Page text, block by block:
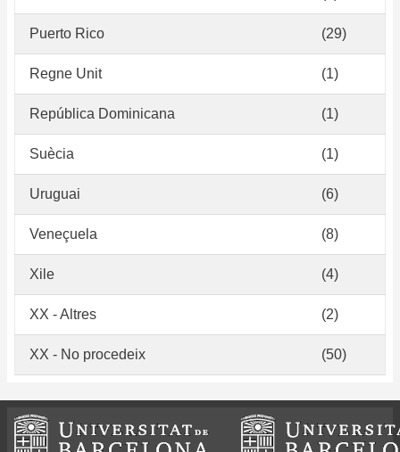
Puerto Rico (29)
Regne Unit (1)
República Dominicana (1)
Suècia (1)
Uruguai (6)
Veneçuela (8)
Xile (4)
XX - Altres (2)
XX - No procedeix (50)